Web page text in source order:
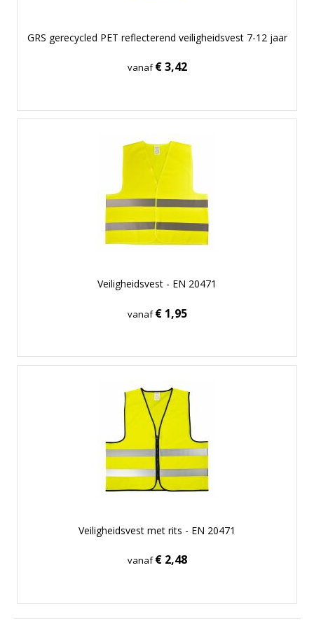
GRS gerecycled PET reflecterend veiligheidsvest 7-12 jaar
vanaf€ 3,42
Veiligheidsvest - EN 20471
vanaf€ 1,95
Veiligheidsvest met rits - EN 20471
vanaf€ 2,48